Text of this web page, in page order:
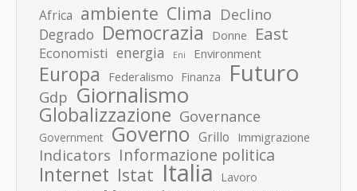
Africa ambiente Clima Declino
Degrado Democrazia Donne East
Economisti energia Eni Environment
Europa Federalismo Finanza Futuro
Gdp Giornalismo
Globalizzazione Governance
Government Governo Grillo Immigrazione
Indicators Informazione politica
Internet Istat Italia
Lavoro